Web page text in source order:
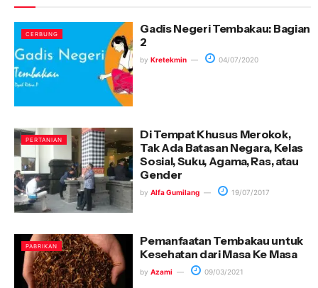
CERBUNG
Gadis Negeri Tembakau: Bagian
2
by Kretekmin 04/07/2020
PERTANIAN
Di Tempat Khusus Merokok,
Tak Ada Batasan Negara, Kelas
Sosial, Suku, Agama, Ras, atau
Gender
by Alfa Gumilang 19/07/2017
PABRIKAN
Pemanfaatan Tembakau untuk
Kesehatan dari Masa Ke Masa
by Azami 09/03/2021